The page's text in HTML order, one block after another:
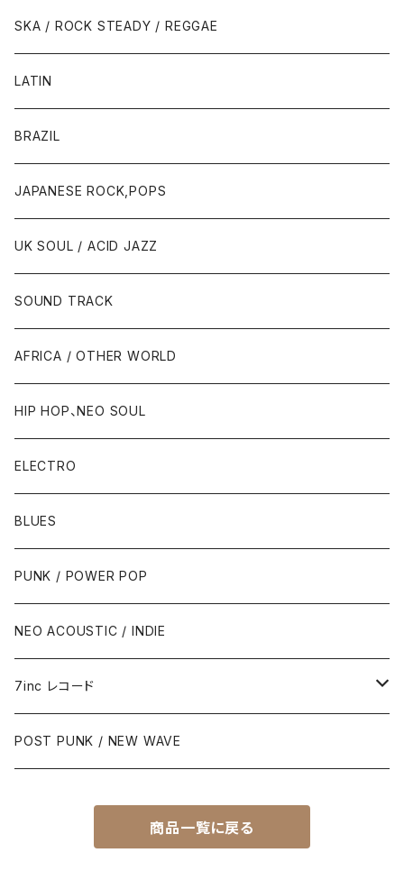
SKA / ROCK STEADY / REGGAE
LATIN
BRAZIL
JAPANESE ROCK,POPS
UK SOUL / ACID JAZZ
SOUND TRACK
AFRICA / OTHER WORLD
HIP HOP、NEO SOUL
ELECTRO
BLUES
PUNK / POWER POP
NEO ACOUSTIC / INDIE
7inc レコード
PUNK / 2TONE
SKA / ROCK STEADY / REGGAE
POST PUNK / NEW WAVE
商品一覧に戻る